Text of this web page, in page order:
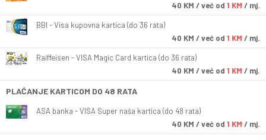
40 KM / već od 1 KM / mj.
BBI - Visa kupovna kartica (do 36 rata)
40 KM / već od 1 KM / mj.
Raiffeisen - VISA Magic Card kartica (do 36 rata)
40 KM / već od 1 KM / mj.
PLAĆANJE KARTICOM DO 48 RATA
ASA banka - VISA Super naša kartica (do 48 rata)
40 KM / već od 1 KM / mj.